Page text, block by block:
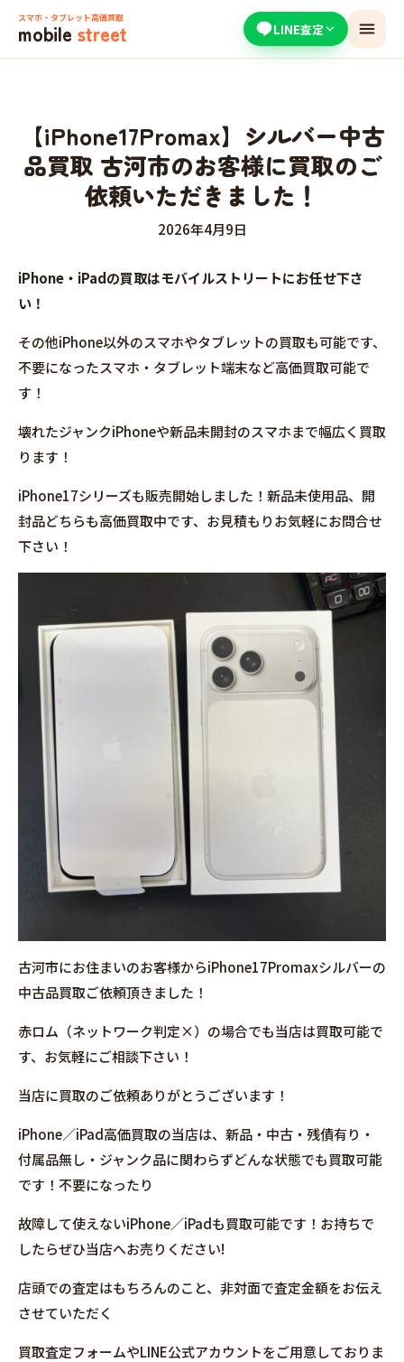
スマホ・タブレット高価買取
mobile street LINE査定
【iPhone17Promax】シルバー中古
品買取 古河市のお客様に買取のご
依頼いただきました！
2026年4月9日
iPhone・iPadの買取はモバイルストリートにお任せ下さ
い！
その他iPhone以外のスマホやタブレットの買取も可能です、
不要になったスマホ・タブレット端末など高価買取可能で
す！
壊れたジャンクiPhoneや新品未開封のスマホまで幅広く買取
ります！
iPhone17シリーズも販売開始しました！新品未使用品、開
封品どちらも高価買取中です、お見積もりお気軽にお問合せ
下さい！
古河市にお住まいのお客様からiPhone17Promaxシルバーの
中古品買取ご依頼頂きました！
赤ロム（ネットワーク判定×）の場合でも当店は買取可能で
す、お気軽にご相談下さい！
当店に買取のご依頼ありがとうございます！
iPhone／iPad高価買取の当店は、新品・中古・残債有り・
付属品無し・ジャンク品に関わらずどんな状態でも買取可能
です！不要になったり
故障して使えないiPhone／iPadも買取可能です！お持ちで
したらぜひ当店へお売りください!
店頭での査定はもちろんのこと、非対面で査定金額をお伝え
させていただく
買取査定フォームやLINE公式アカウントをご用意しておりま